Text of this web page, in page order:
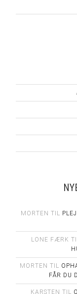
MORTEN TIL
LONE FÆRK
MORTEN TIL
FÅR DU
KARSTEN TIL